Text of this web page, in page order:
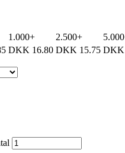
1.000+ 2.500+
DKK 16.80 DKK 15.75 DKK